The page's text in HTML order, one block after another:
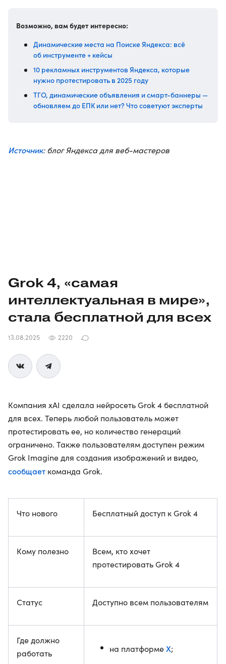
Возможно, вам будет интересно:
Динамические места на Поиске Яндекса: всё
об инструменте + кейсы
10 рекламных инструментов Яндекса, которые
нужно протестировать в 2025 году
ТГО, динамические объявления и смарт-баннеры —
обновляем до ЕПК или нет? Что советуют эксперты
Источник: блог Яндекса для веб-мастеров
Grok 4, «самая
интеллектуальная в мире»,
стала бесплатной для всех
13.08.2025 2220
Компания xAI сделала нейросеть Grok 4 бесплатной
для всех. Теперь любой пользователь может
протестировать ее, но количество генераций
ограничено. Также пользователям доступен режим
Grok Imagine для создания изображений и видео,
сообщает команда Grok.
Что нового Бесплатный доступ к Grok 4
Кому полезно
Всем, кто хочет
протестировать Grok 4
Статус Доступно всем пользователям
Где должно
работать
на платформеX;